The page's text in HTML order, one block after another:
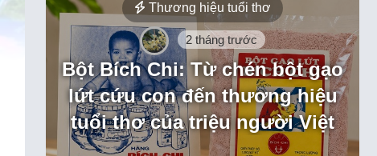
Thương hiệu tuổi thơ
2 tháng trước
Bột Bích Chi: Từ chén bột gạo
lứt cứu con đến thương hiệu
tuổi thơ của triệu người Việt